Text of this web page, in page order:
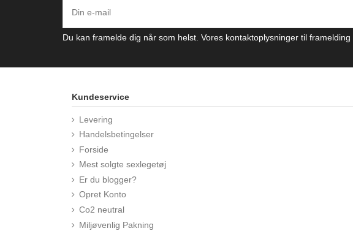
Du kan framelde dig når som helst. Vores kontaktoplysninger til
Kundeservice
Levering
Handelsbetingelser
Forside
Mest solgte sexlegetøj
Er du blogger?
Opret Konto
Co2 neutral
Miljøvenlig Pakning